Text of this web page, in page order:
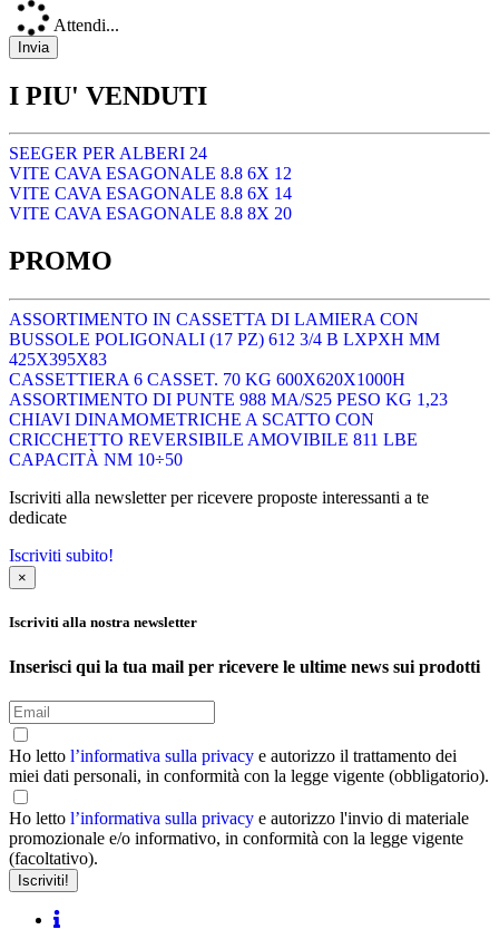
Attendi...
I PIU' VENDUTI
SEEGER PER ALBERI 24
VITE CAVA ESAGONALE 8.8 6X 12
VITE CAVA ESAGONALE 8.8 6X 14
VITE CAVA ESAGONALE 8.8 8X 20
PROMO
ASSORTIMENTO IN CASSETTA DI LAMIERA CON
BUSSOLE POLIGONALI (17 PZ) 612 3/4 B LXPXH MM
425X395X83
CASSETTIERA 6 CASSET. 70 KG 600X620X1000H
ASSORTIMENTO DI PUNTE 988 MA/S25 PESO KG 1,23
CHIAVI DINAMOMETRICHE A SCATTO CON
CRICCHETTO REVERSIBILE AMOVIBILE 811 LBE
CAPACITÀ NM 10÷50
Iscriviti alla newsletter per ricevere proposte interessanti a te
dedicate
Iscriviti subito!
×
Iscriviti alla nostra newsletter
Inserisci qui la tua mail per ricevere le ultime news sui prodotti
Ho letto l’informativa sulla privacy e autorizzo il trattamento dei
miei dati personali, in conformità con la legge vigente (obbligatorio).
Ho letto l’informativa sulla privacy e autorizzo l'invio di materiale
promozionale e/o informativo, in conformità con la legge vigente
(facoltativo).